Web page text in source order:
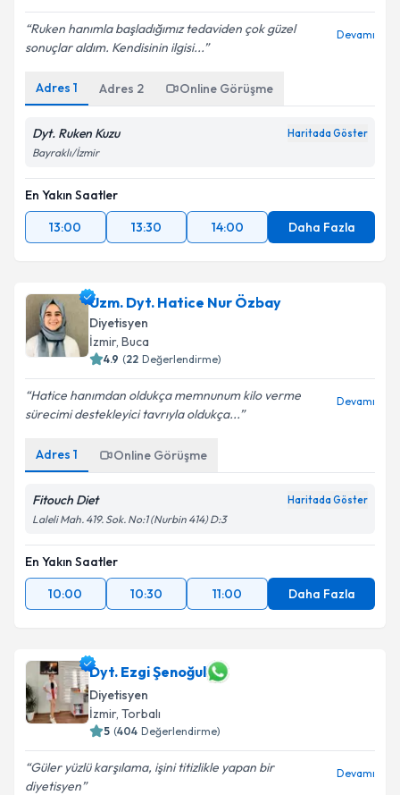
Ruken hanımla başladığımız tedaviden çok güzel
sonuçlar aldım. Kendisinin ilgisi...
Devamı
Adres 1 Adres 2 Online Görüşme
Dyt. Ruken Kuzu Haritada Göster
Bayraklı/İzmir
En Yakın Saatler
13:00
13:30 14:00 Daha Fazla
Uzm. Dyt. Hatice Nur Özbay
Diyetisyen
İzmir, Buca
4.9 (22 Değerlendirme)
Hatice hanımdan oldukça memnunum kilo verme
sürecimi destekleyici tavrıyla oldukça...
Devamı
Adres 1 Online Görüşme
Fitouch Diet Haritada Göster
Laleli Mah. 419. Sok. No:1 (Nurbin 414) D:3
En Yakın Saatler
10:00
10:30 11:00 Daha Fazla
Dyt. Ezgi Şenoğul
Diyetisyen
İzmir, Torbalı
5 (404 Değerlendirme)
Güler yüzlü karşılama, işini titizlikle yapan bir
diyetisyen
Devamı